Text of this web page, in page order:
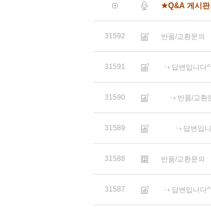
★Q&A 게시판
31592 반품/교환문의
31591 답변입니다
31590 반품/교환
31589 답변입
31588 반품/교환문의
31587 답변입니다